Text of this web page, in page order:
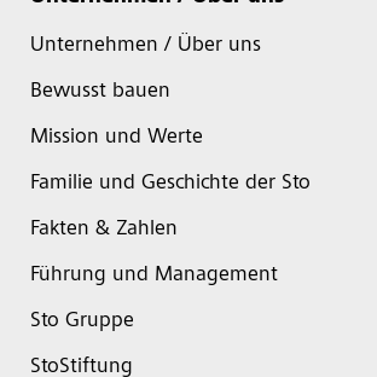
Unternehmen / Über uns
Bewusst bauen
Mission und Werte
Familie und Geschichte der Sto
Fakten & Zahlen
Führung und Management
Sto Gruppe
StoStiftung